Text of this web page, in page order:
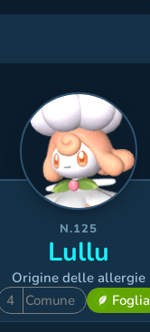
N.125
Lullu
Origine delle allergie
4
Comune Foglia